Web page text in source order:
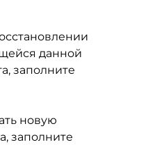
данной
заполните
новую
заполните